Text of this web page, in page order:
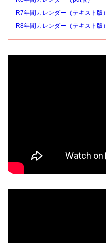
R7年間カレンダー（テキスト版）
R8年間カレンダー（テキスト版）